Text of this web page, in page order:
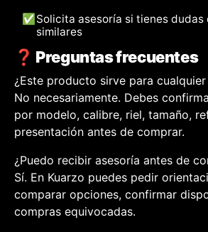
✅ Solicita asesoría si tienes
similares
❓ Preguntas frecuentes
¿Este producto sirve para
No necesariamente. Debes
por modelo, calibre, riel, tamaño,
presentación antes de comprar.
¿Puedo recibir asesoría antes de
Sí. En Kuarzo puedes pedir
comparar opciones, confirmar
compras equivocadas.